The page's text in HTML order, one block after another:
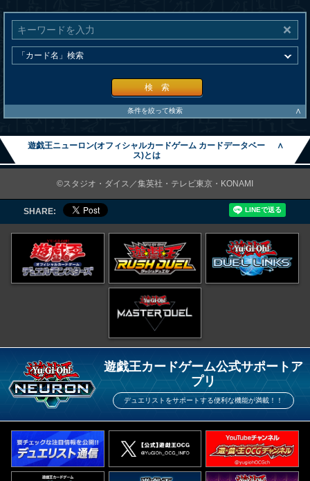
検 索
条件を絞って検索 ∧
遊戯王ニューロン(オフィシャルカードゲーム カードデータベー
ス)とは
∧
©スタジオ・ダイス／集英社・テレビ東京・KONAMI
SHARE:
遊戯王カードゲーム公式サポートア
プリ
デュエリストをサポートする便利な機能が満載！！